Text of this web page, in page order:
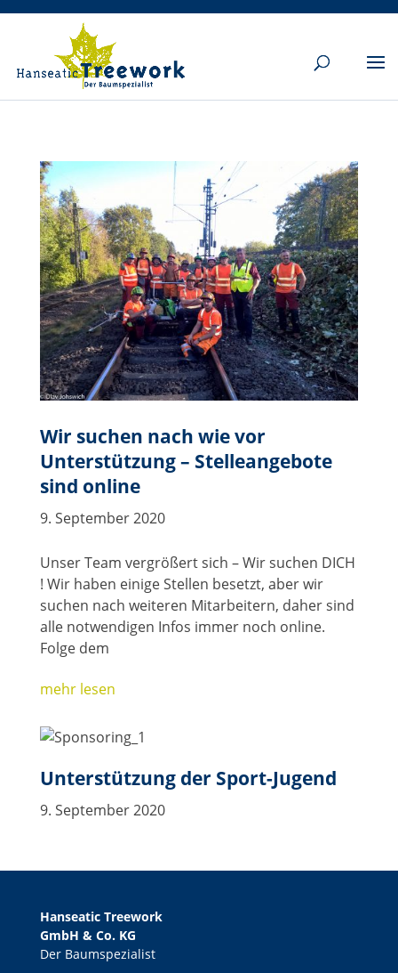
Wir suchen nach wie vor
Unterstützung – Stelleangebote
sind online
9. September 2020
Unser Team vergrößert sich – Wir suchen DICH
! Wir haben einige Stellen besetzt, aber wir
suchen nach weiteren Mitarbeitern, daher sind
alle notwendigen Infos immer noch online.
Folge dem
mehr lesen
Unterstützung der Sport-Jugend
9. September 2020
Hanseatic Treework
GmbH & Co. KG
Der Baumspezialist